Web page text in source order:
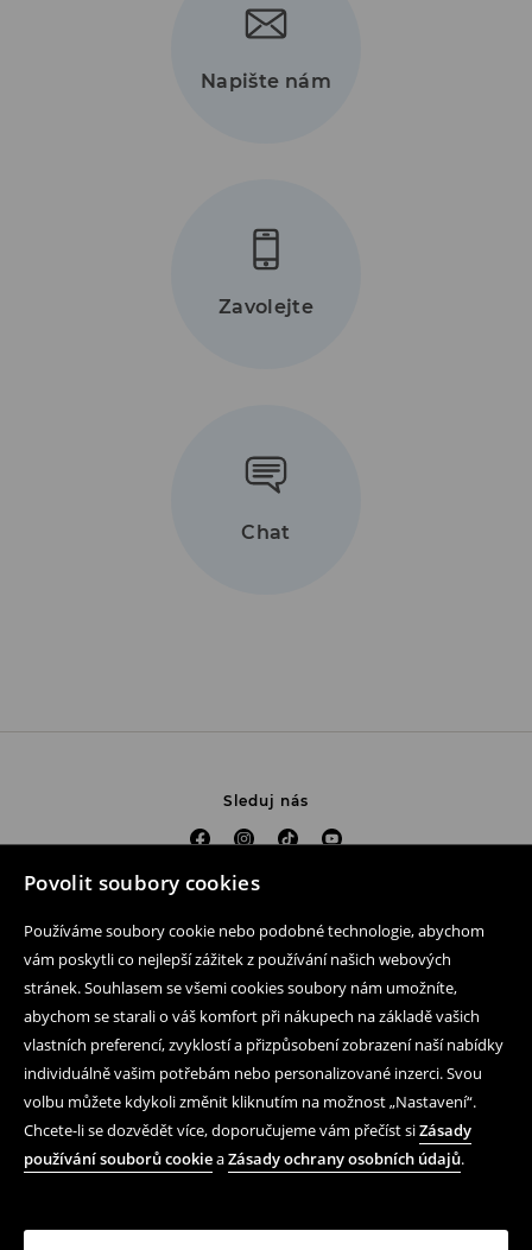
Povolit soubory cookies
Používáme soubory cookie nebo podobné technologie, abychom
vám poskytli co nejlepší zážitek z používání našich webových
stránek. Souhlasem se všemi cookies soubory nám umožníte,
abychom se starali o váš komfort při nákupech na základě vašich
vlastních preferencí, zvyklostí a přizpůsobení zobrazení naší nabídky
individuálně vašim potřebám nebo personalizované inzerci. Svou
volbu můžete kdykoli změnit kliknutím na možnost „Nastavení“.
Chcete-li se dozvědět více, doporučujeme vám přečíst siZásady
používání souborů cookieaZásady ochrany osobních údajů.
Napište nám
Zavolejte
Chat
Sleduj nás
Pomoc a kontakt
Mobilní aplikaci
Obchodní podmínky a ochrana osobních údajů
Právní záležitosti